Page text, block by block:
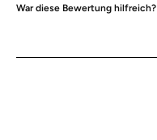
War diese Bewertung hilfreich?